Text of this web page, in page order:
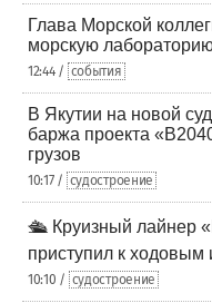
Глава Морской
морскую
12:44 / события
В Якутии на новой
баржа проекта
грузов
10:17 / судостроение
🛳️ Круизный лайнер
приступил к
10:10 / судостроение